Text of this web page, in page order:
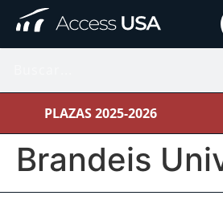
PLAZAS 2025-2026
Brandeis